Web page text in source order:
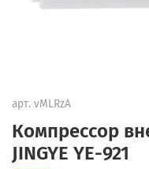
арт. vMLRzA
Компрессор
JINGYE YE-921